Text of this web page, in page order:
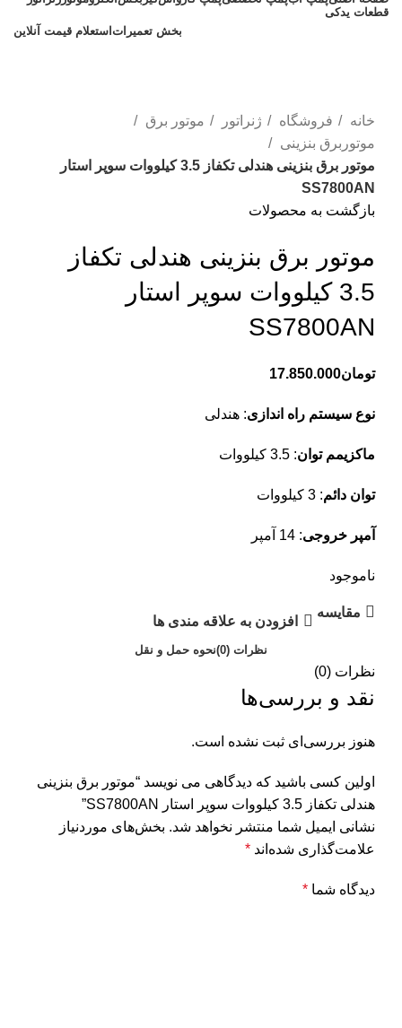
قطعات یدکی
بخش تعمیرات استعلام قیمت آنلاین
خانه فروشگاه ژنراتور
موتور برق
موتوربرق بنزینی
موتور برق بنزینی هندلی تکفاز 3.5 کیلووات سوپر استار
SS7800AN
بازگشت به محصولات
موتور برق بنزینی هندلی تکفاز
3.5 کیلووات سوپر استار
SS7800AN
تومان17.850.000
نوع سیستم راه اندازی: هندلی
ماکزیمم توان: 3.5 کیلووات
توان دائم: 3 کیلووات
آمپر خروجی: 14 آمپر
ناموجود
مقایسه
افزودن به علاقه مندی ها
نظرات (0) نحوه حمل و نقل
نظرات (0)
نقد و بررسی‌ها
هنوز بررسی‌ای ثبت نشده است.
اولین کسی باشید که دیدگاهی می نویسد “موتور برق بنزینی
هندلی تکفاز 3.5 کیلووات سوپر استار SS7800AN”
نشانی ایمیل شما منتشر نخواهد شد. بخش‌های موردنیاز
علامت‌گذاری شده‌اند *
دیدگاه شما *